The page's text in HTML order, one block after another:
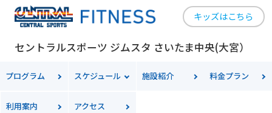
キッズはこちら
セントラルスポーツ ジムスタ さいたま中央(大宮）
プログラム スケジュール 施設紹介 料金プラン
利用案内 アクセス